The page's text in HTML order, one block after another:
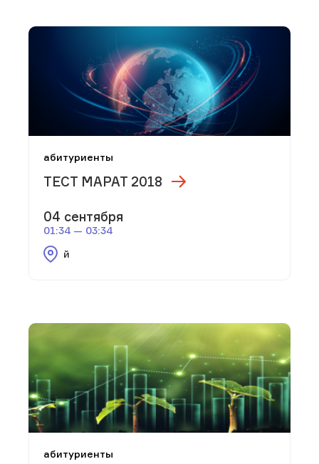
абитуриенты
ТЕСТ МАРАТ 2018
04 сентября
01:34 — 03:34
й
абитуриенты